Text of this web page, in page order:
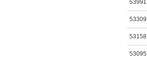
53991
53309
53158
53095